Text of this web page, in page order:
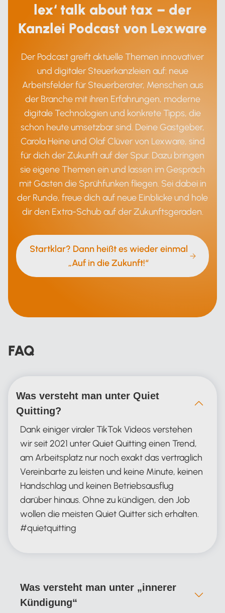
lex‘ talk about tax – der
Kanzlei Podcast von Lexware
Der Podcast greift aktuelle Themen innovativer
und digitaler Steuerkanzleien auf: neue
Arbeitsfelder für Steuerberater, Menschen aus
der Branche mit ihren Erfahrungen, moderne
digitale Technologien und konkrete Tipps, die
schon heute umsetzbar sind. Deine Gastgeber,
Carola Heine und Olaf Clüver von Lexware, sind
für dich der Zukunft auf der Spur. Dazu bringen
sie eigene Themen ein und lassen im Gespräch
mit Gästen die Sprühfunken fliegen. Sei dabei in
der Runde, freue dich auf neue Einblicke und hole
dir den Extra-Schub auf der Zukunftsgeraden.
Startklar? Dann heißt es wieder einmal
„Auf in die Zukunft!“
FAQ
Was versteht man unter Quiet
Quitting?
Dank einiger viraler TikTok Videos verstehen
wir seit 2021 unter Quiet Quitting einen Trend,
am Arbeitsplatz nur noch exakt das vertraglich
Vereinbarte zu leisten und keine Minute, keinen
Handschlag und keinen Betriebsausflug
darüber hinaus. Ohne zu kündigen, den Job
wollen die meisten Quiet Quitter sich erhalten.
#quietquitting
Was versteht man unter „innerer
Kündigung“